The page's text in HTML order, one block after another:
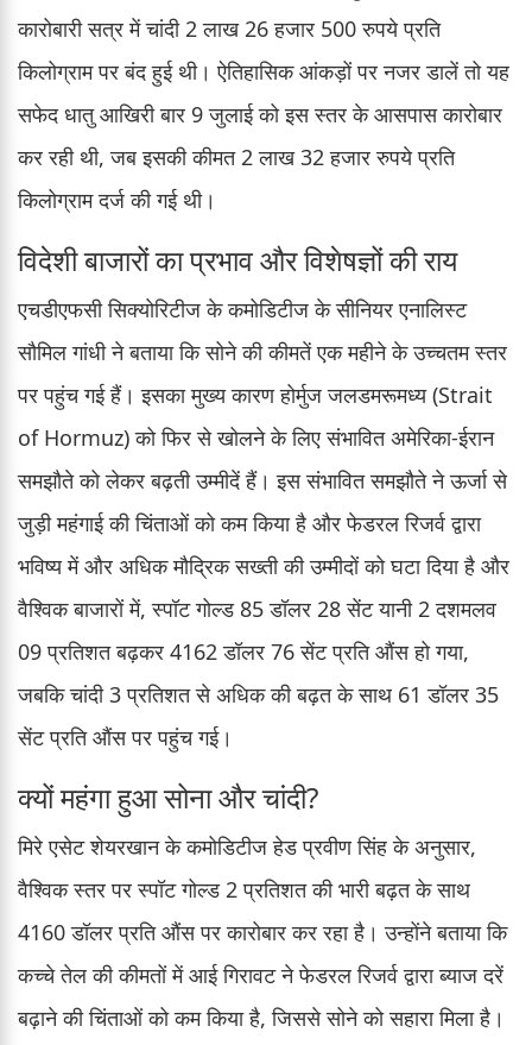
कारोबारी सत्र में चांदी 2 लाख 26 हजार 500 रुपये प्रति
किलोग्राम पर बंद हुई थी। ऐतिहासिक आंकड़ों पर नजर डालें तो यह
सफेद धातु आखिरी बार 9 जुलाई को इस स्तर के आसपास कारोबार
कर रही थी, जब इसकी कीमत 2 लाख 32 हजार रुपये प्रति
किलोग्राम दर्ज की गई थी।
विदेशी बाजारों का प्रभाव और विशेषज्ञों की राय
एचडीएफसी सिक्योरिटीज के कमोडिटीज के सीनियर एनालिस्ट
सौमिल गांधी ने बताया कि सोने की कीमतें एक महीने के उच्चतम स्तर
पर पहुंच गई हैं। इसका मुख्य कारण होर्मुज जलडमरूमध्य (Strait
of Hormuz) को फिर से खोलने के लिए संभावित अमेरिका-ईरान
समझौते को लेकर बढ़ती उम्मीदें हैं। इस संभावित समझौते ने ऊर्जा से
जुड़ी महंगाई की चिंताओं को कम किया है और फेडरल रिजर्व द्वारा
भविष्य में और अधिक मौद्रिक सख्ती की उम्मीदों को घटा दिया है और
वैश्विक बाजारों में, स्पॉट गोल्ड 85 डॉलर 28 सेंट यानी 2 दशमलव
09 प्रतिशत बढ़कर 4162 डॉलर 76 सेंट प्रति औंस हो गया,
जबकि चांदी 3 प्रतिशत से अधिक की बढ़त के साथ 61 डॉलर 35
सेंट प्रति औंस पर पहुंच गई।
क्यों महंगा हुआ सोना और चांदी?
मिरे एसेट शेयरखान के कमोडिटीज हेड प्रवीण सिंह के अनुसार,
वैश्विक स्तर पर स्पॉट गोल्ड 2 प्रतिशत की भारी बढ़त के साथ
4160 डॉलर प्रति औंस पर कारोबार कर रहा है। उन्होंने बताया कि
कच्चे तेल की कीमतों में आई गिरावट ने फेडरल रिजर्व द्वारा ब्याज दरें
बढ़ाने की चिंताओं को कम किया है, जिससे सोने को सहारा मिला है।